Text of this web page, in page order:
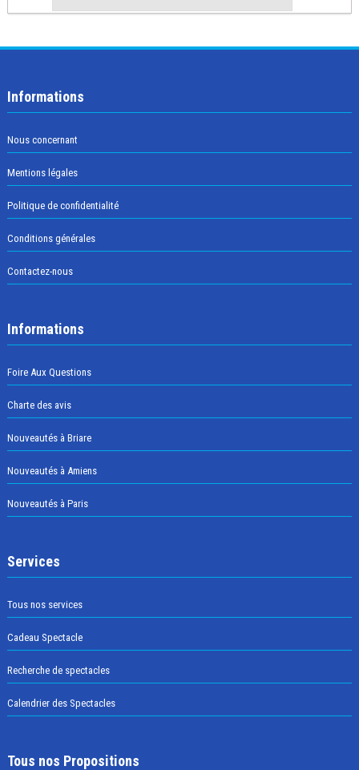
Informations
Nous concernant
Mentions légales
Politique de confidentialité
Conditions générales
Contactez-nous
Informations
Foire Aux Questions
Charte des avis
Nouveautés à Briare
Nouveautés à Amiens
Nouveautés à Paris
Services
Tous nos services
Cadeau Spectacle
Recherche de spectacles
Calendrier des Spectacles
Tous nos Propositions